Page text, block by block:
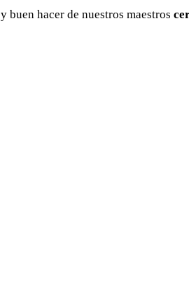
hacer de nuestros maestros